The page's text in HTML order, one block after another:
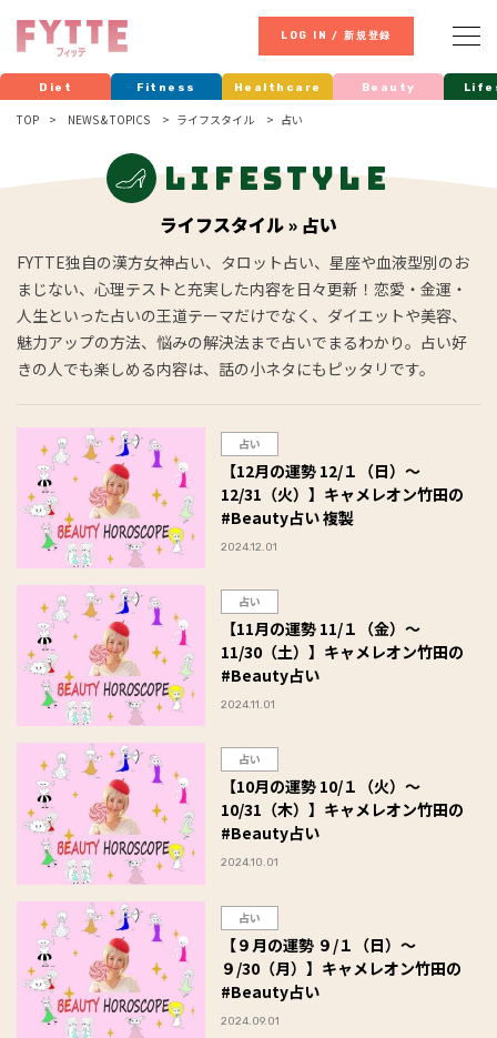
LOG IN / 新規登録
Diet Fitness Healthcare Beauty
TOP NEWS & TOPICS ライフスタイル 占い
Lifestyle
ライフスタイル » 占い
FYTTE独自の漢方女神占い、タロット占い、星座や血液型別のお
まじない、心理テストと充実した内容を日々更新！恋愛・金運・
人生といった占いの王道テーマだけでなく、ダイエットや美容、
魅力アップの方法、悩みの解決法まで占いでまるわかり。占い好
きの人でも楽しめる内容は、話の小ネタにもピッタリです。
占い
【12月の運勢 12/１（日）～
12/31（火）】キャメレオン竹田の
#Beauty占い 複製
2024.12.01
占い
【11月の運勢 11/１（金）～
11/30（土）】キャメレオン竹田の
#Beauty占い
2024.11.01
占い
【10月の運勢 10/１（火）～
10/31（木）】キャメレオン竹田の
#Beauty占い
2024.10.01
占い
【９月の運勢 ９/１（日）～
９/30（月）】キャメレオン竹田の
#Beauty占い
2024.09.01